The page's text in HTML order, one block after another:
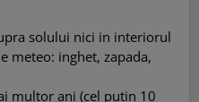
solului nici in interiorul
meteo: inghet, zapada,
multor ani (cel putin 10